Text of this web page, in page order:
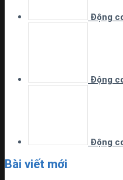
Động
Động
Động
Bài viết mới